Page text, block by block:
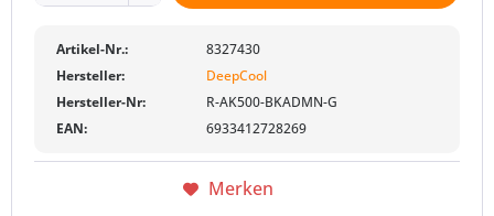
Artikel-Nr.:
8327430
Hersteller:
DeepCool
Hersteller-Nr:
R-AK500-BKADMN-G
EAN:
6933412728269
Merken